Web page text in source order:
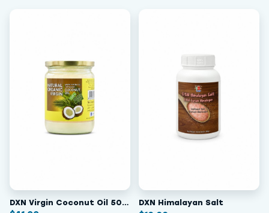
DXN Virgin Coconut Oil 500 ml DXN Himalayan Salt